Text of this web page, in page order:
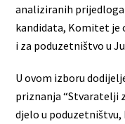
analiziranih
kandidata, Komitet je
i za poduzetništvo u
U ovom izboru
priznanja “Stvaratelji
djelo u poduzetništvu,